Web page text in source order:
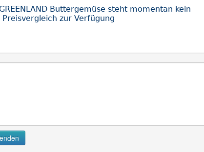
Buttergemüse steht momentan kein
zur Verfügung